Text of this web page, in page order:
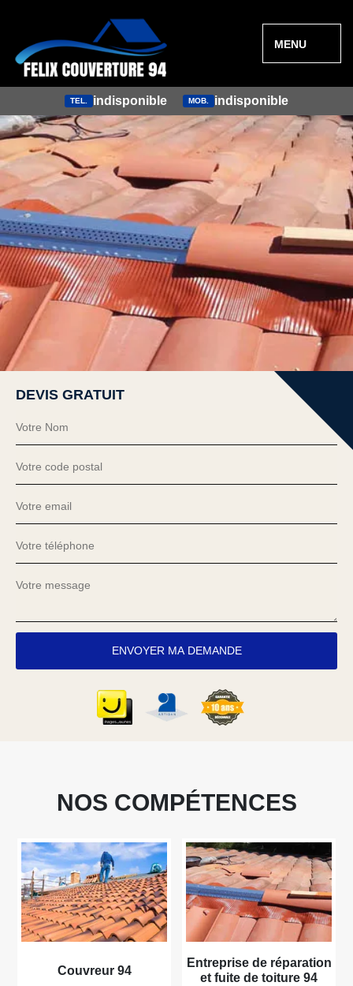
MENU
TEL. indisponible MOB. indisponible
DEVIS GRATUIT
NOS COMPÉTENCES
Couvreur 94
Entreprise de réparation
et fuite de toiture 94